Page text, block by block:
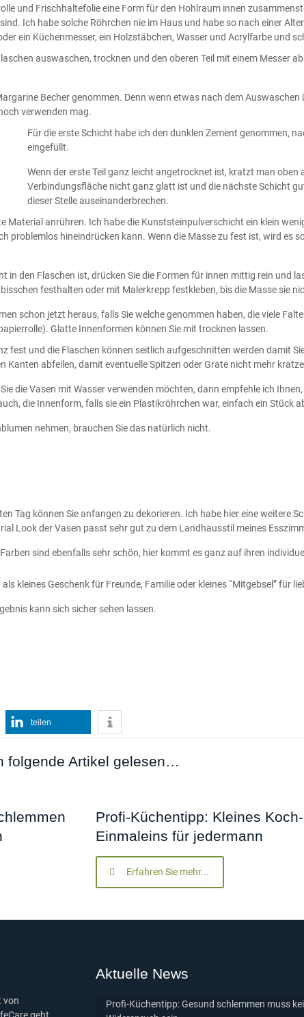
und Frischhaltefolie eine Form für den Hohlraum innen
Ich habe solche Röhrchen nie im Haus und habe so nach einer
ein Küchenmesser, ein Holzstäbchen, Wasser und Acrylfarbe und
auswaschen, trocknen und den oberen Teil mit einem Messer
Becher genommen. Denn wenn etwas nach dem
verwenden mag.
Für die erste Schicht habe ich den dunklen Zement genommen,
eingefüllt.
Wenn der erste Teil ganz leicht angetrocknet ist, kratzt man
Verbindungsfläche nicht ganz glatt ist und die nächste Schicht
dieser Stelle auseinanderbrechen.
Material anrühren. Ich habe die Kunststeinpulverschicht ein klein
problemlos hineindrücken kann. Wenn die Masse zu fest ist, wird es
in den Flaschen ist, drücken Sie die Formen für innen mittig rein und
festhalten oder mit Malerkrepp festkleben, bis die Masse sie
schon jetzt heraus, falls Sie welche genommen haben, die viele
Glatte Innenformen können Sie mit trocknen lassen.
fest und die Flaschen können seitlich aufgeschnitten werden damit
Kanten abfeilen, damit eventuelle Spitzen oder Grate nicht mehr
die Vasen mit Wasser verwenden möchten, dann empfehle ich
die Innenform, falls sie ein Plastikröhrchen war, einfach ein Stück
nehmen, brauchen Sie das natürlich nicht.
Tag können Sie anfangen zu dekorieren. Ich habe hier eine weitere
Look der Vasen passt sehr gut zu dem Landhausstil meines
sind ebenfalls sehr schön, hier kommt es ganz auf ihren
kleines Geschenk für Freunde, Familie oder kleines “Mitgebsel” für
kann sich sicher sehen lassen.
teilen
folgende Artikel gelesen…
Profi-Küchentipp: Kleines Koch-
Einmaleins für jedermann
Erfahren Sie mehr...
von
Aktuelle News
Profi-Küchentipp: Gesund schlemmen muss